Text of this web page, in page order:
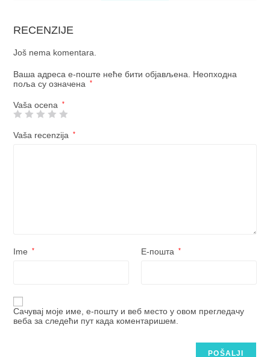
RECENZIJE
Još nema komentara.
Ваша адреса е-поште неће бити објављена.
Неопходна
поља су означена
*
Vaša ocena *
Vaša recenzija *
Ime * Е-пошта *
Сачувај моје име, е-пошту и веб место у овом прегледачу
веба за следећи пут када коментаришем.